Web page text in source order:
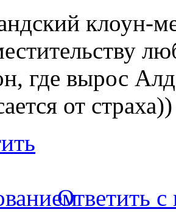
клоун-
где вырос
от
Ответить с